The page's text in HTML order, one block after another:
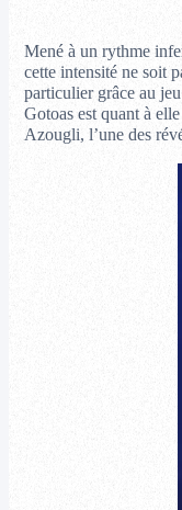
Mené à un rythme
cette intensité ne soit
particulier grâce au
Gotoas est quant à
Azougli, l’une des